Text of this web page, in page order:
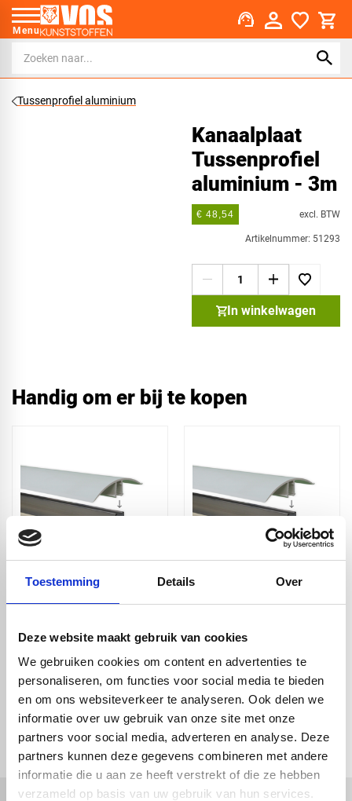
Toestemming Details Over
Deze website maakt gebruik van cookies
We gebruiken cookies om content en advertenties te
personaliseren, om functies voor social media te bieden
en om ons websiteverkeer te analyseren. Ook delen we
informatie over uw gebruik van onze site met onze
partners voor social media, adverteren en analyse. Deze
partners kunnen deze gegevens combineren met andere
informatie die u aan ze heeft verstrekt of die ze hebben
verzameld op basis van uw gebruik van hun services.
Menu support_agent
Tussenprofiel aluminium
Kanaalplaat
Tussenprofiel
aluminium - 3m
€ 48,54 excl. BTW
Artikelnummer: 51293
In winkelwagen
Handig om er bij te kopen
Kanaalplaat
€ 32,36
Kanaalplaat
€ 40,46
check_circle Vanaf€ 750,- gratis bezorgd
check_circle Klanten geven Vos Kunststoffen een9,0/10na 2663 beoordelingen
check_circle2-5dagen levertijd